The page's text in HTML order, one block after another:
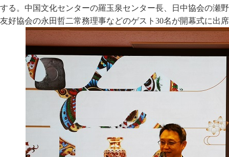
する。中国文化センターの羅玉泉センター長、日中協会の瀬
友好協会の永田哲二常務理事などのゲスト30名が開幕式に出